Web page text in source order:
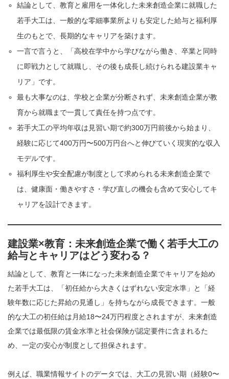
結論として、教育と雇用を一体化した未来創造企業に就職した
若手大工は、一般的な零細事業所よりも安定した給与と福利厚
生のもとで、長期的なキャリアを築けます。
一言で言うと、「高校在学中から学びながら働き、卒業と同時
に即戦力として就職し、その後も成長し続けられる建設業キャ
リア」です。
最も大事なのは、学校と企業が分断されず、未来創造企業が教
育から就職まで一貫して責任を持つ点です。
若手大工の平均年収は見習い期で約300万円前後から始まり、
経験に応じて400万円〜500万円台へと伸びていく現実的な収入
モデルです。
福利厚生や安全配慮が制度として求められる未来創造企業で
は、健康面・働きやすさ・学び直しの機会も含めて安心してキ
ャリアを設計できます。
建設業×教育：未来創造企業で働く若手大工の
給与とキャリアはどう変わる？
結論として、教育と一体になった未来創造企業でキャリアを始め
た若手大工は、「初任給から大きくはずれない安定水準」と「経
験年数に応じた昇給の見通し」を持ちながら成長できます。一般
的な大工の初任給は月給18〜24万円程度とされますが、未来創造
企業では最低限の賃金水準と社会保険が認定要件に含まれるた
め、一定の安心が制度として担保されます。
例えば、職業情報サイトのデータでは、大工の見習い期（経験0〜